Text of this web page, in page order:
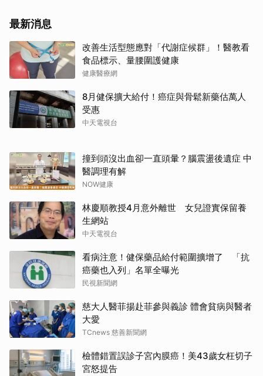
最新消息
改善生活型態應對「代謝症候群」！醫教看
食品標示、量腰圍護健康
健康醫療網
8月健保擴大給付！癌症與骨鬆新藥估萬人
受惠
中天電視台
撞到頭沒出血卻一直頭暈？腦震盪後遺症 中
醫調理有解
NOW健康
林慶順教授4月意外離世 女兒證實保留養
生網站
中天電視台
看病注意！健保藥品給付範圍擴增了 「抗
癌藥也入列」名單全曝光
民視新聞網
慈大人醫菲揚赴菲參與義診 體會貧病與醫者
大愛
TCnews 慈善新聞網
檢體錯置誤診子宮內膜癌！美43歲女枉切子
宮怒提告